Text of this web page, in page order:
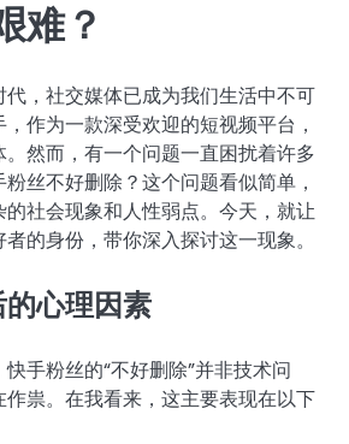
难？
，社交媒体已成为我们生活中不可
作为一款深受欢迎的短视频平台，
然而，有一个问题一直困扰着许多
丝不好删除？这个问题看似简单，
社会现象和人性弱点。今天，就让
的身份，带你深入探讨这一现象。
心理因素
手粉丝的“不好删除”并非技术问
祟。在我看来，这主要表现在以下